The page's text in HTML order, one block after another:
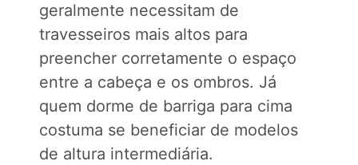
geralmente necessitam de
travesseiros mais altos para
preencher corretamente o espaço
entre a cabeça e os ombros. Já
quem dorme de barriga para cima
costuma se beneficiar de modelos
de altura intermediária.